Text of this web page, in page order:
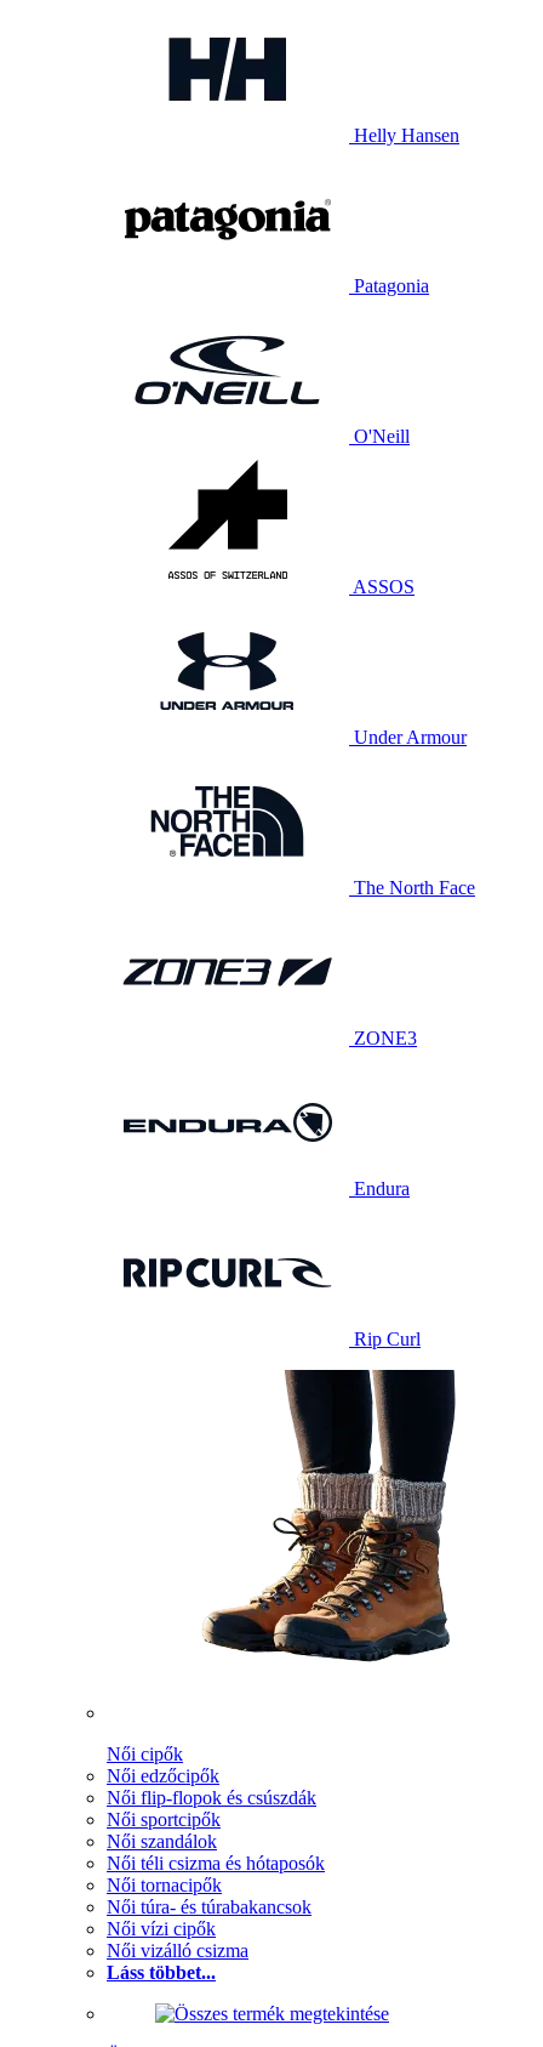
Helly Hansen
Patagonia
O'Neill
ASSOS
Under Armour
The North Face
ZONE3
Endura
Rip Curl
Női cipők
Női edzőcipők
Női flip-flopok és csúszdák
Női sportcipők
Női szandálok
Női téli csizma és hótaposók
Női tornacipők
Női túra- és túrabakancsok
Női vízi cipők
Női vizálló csizma
Láss többet...